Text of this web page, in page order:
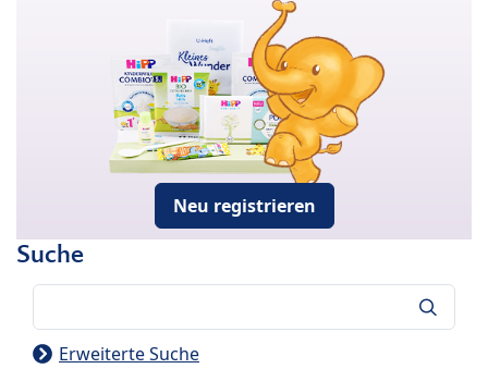
Neu registrieren
Suche
Erweiterte Suche